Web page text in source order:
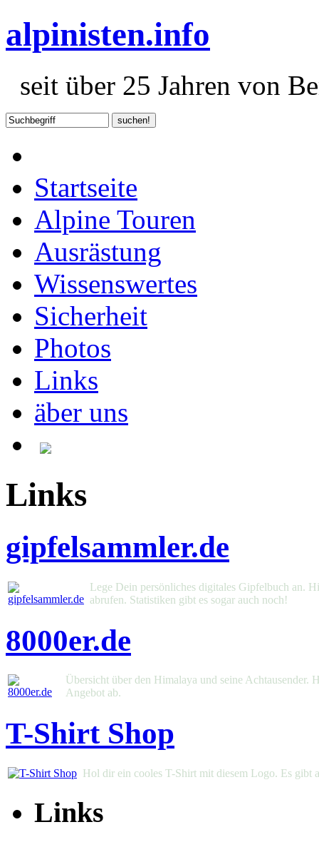
alpinisten.info
seit über 25 Jahren von
Startseite
Alpine Touren
Ausrästung
Wissenswertes
Sicherheit
Photos
Links
äber uns
Links
gipfelsammler.de
Lege Dein persönliches digitales Gipfelbuch an.
abrufen. Statistiken gibt es sogar auch noch!
8000er.de
Übersicht über den Himalaya und seine Achtausender.
Angebot ab.
T-Shirt Shop
Hol dir ein cooles T-Shirt mit diesem Logo. Es gibt
Links